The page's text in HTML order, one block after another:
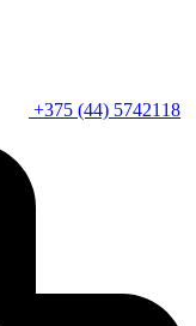
+375 (44) 5742118